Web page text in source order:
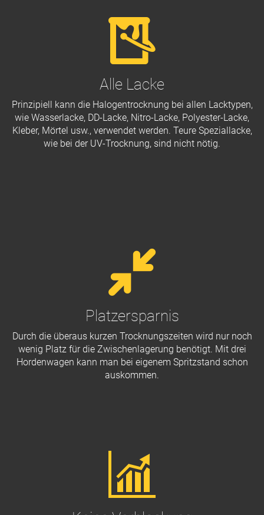
Alle Lacke
Prinzipiell kann die Halogentrocknung bei allen Lacktypen,
wie Wasserlacke, DD-Lacke, Nitro-Lacke, Polyester-Lacke,
Kleber, Mörtel usw., verwendet werden. Teure Speziallacke,
wie bei der UV-Trocknung, sind nicht nötig.
Platzersparnis
Durch die überaus kurzen Trocknungszeiten wird nur noch
wenig Platz für die Zwischenlagerung benötigt. Mit drei
Hordenwagen kann man bei eigenem Spritzstand schon
auskommen.